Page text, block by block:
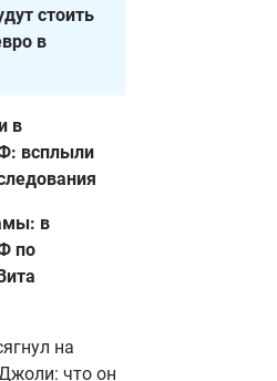
стоить
в
в
всплыли
в
по
на
что он